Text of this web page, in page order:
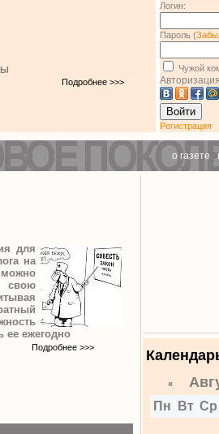
Подробнее >>>
Логин:
Пароль (
Чужой
Войти
Регистрация
о газете |
для
на
можно
свою
ее ежегодно
Подробнее >>>
«
Пн Вт Ср